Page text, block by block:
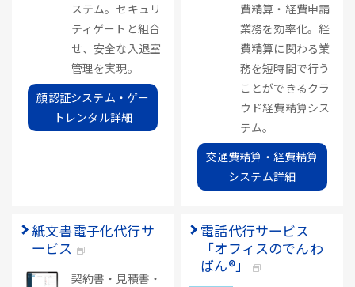
ステム。セキュリ
ティゲートと組合
せ、安全な入退室
管理を実現。
顔認証システム・ゲー
トレンタル詳細
費精算・経費申請
業務を効率化。経
費精算に関わる業
務を短時間で行う
ことができるクラ
ウド経費精算シス
テム。
交通費精算・経費精算
システム詳細
紙文書電子化代行サ
ービス
契約書・見積書・
電話代行サービス
「オフィスのでんわ
ばん®」